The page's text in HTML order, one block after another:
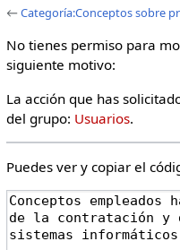
←Categoría:Conceptos sobre
No tienes permiso para
siguiente motivo:
La acción que has
del grupo: Usuarios.
Puedes ver y copiar el